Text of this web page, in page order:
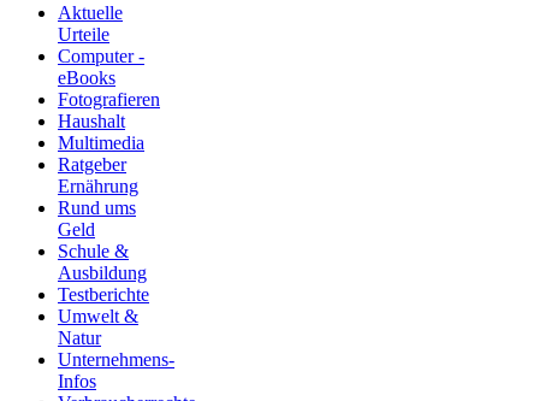
Aktuelle
Urteile
Computer -
eBooks
Fotografieren
Haushalt
Multimedia
Ratgeber
Ernährung
Rund ums
Geld
Schule &
Ausbildung
Testberichte
Umwelt &
Natur
Unternehmens-
Infos